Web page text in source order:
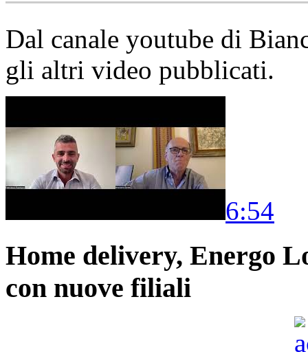
Dal canale youtube di
gli altri video pubblicati.
6:54
Home delivery, Energo
con nuove filiali